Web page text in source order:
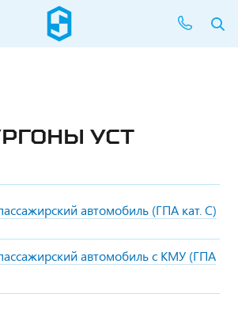
УСТ
автомобиль (ГПА кат. С)
автомобиль с КМУ (ГПА